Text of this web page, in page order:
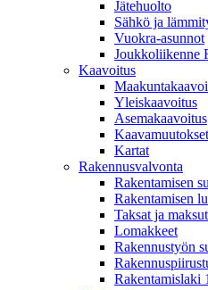
Jätehuolto
Sähkö ja
Vuokra-asunnot
Joukkoliikenne
Kaavoitus
Yleiskaavoitus
Asemakaavoitus
Kartat
Rakennusvalvonta
Rakentamisen
Rakentamisen
Taksat ja maksut
Lomakkeet
Rakennustyön
Rakentamislaki